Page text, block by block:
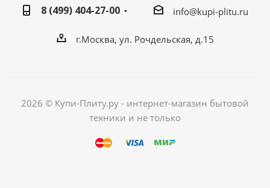
8 (499) 404-27-00
info@kupi-plitu.ru
г.Москва, ул. Рочдельская, д.15
2026 © Купи-Плиту.ру - интернет-магазин бытовой
техники и не только